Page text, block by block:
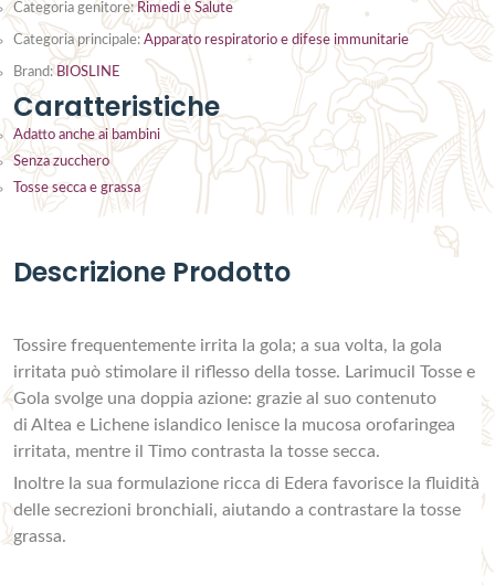
Categoria genitore: Rimedi e Salute
Categoria principale: Apparato respiratorio e difese immunitarie
Brand: BIOSLINE
Caratteristiche
Adatto anche ai bambini
Senza zucchero
Tosse secca e grassa
Descrizione Prodotto
Tossire frequentemente irrita la gola; a sua volta, la gola
irritata può stimolare il riflesso della tosse. Larimucil Tosse e
Gola svolge una doppia azione: grazie al suo contenuto
di Altea e Lichene islandico lenisce la mucosa orofaringea
irritata, mentre il Timo contrasta la tosse secca.
Inoltre la sua formulazione ricca di Edera favorisce la fluidità
delle secrezioni bronchiali, aiutando a contrastare la tosse
grassa.